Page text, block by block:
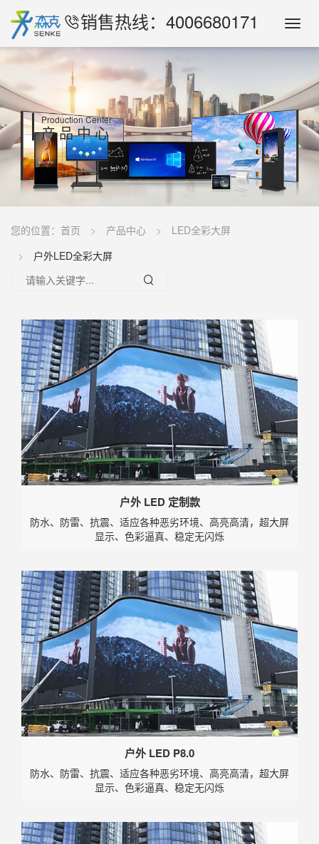
销售热线：4006680171
Production Center
产品中心
您的位置： 首页 产品中心
LED全彩大屏
户外LED全彩大屏
户外 LED 定制款
防水、防雷、抗震、适应各种恶劣环境、高亮高清，超大屏
显示、色彩逼真、稳定无闪烁
户外 LED P8.0
防水、防雷、抗震、适应各种恶劣环境、高亮高清，超大屏
显示、色彩逼真、稳定无闪烁